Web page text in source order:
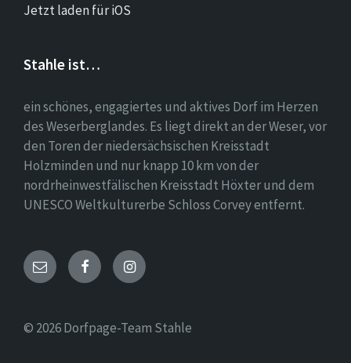
Jetzt laden für iOS
Stahle ist…
ein schönes, engagiertes und aktives Dorf im Herzen
des Weserberglandes. Es liegt direkt an der Weser, vor
den Toren der niedersächsischen Kreisstadt
Holzminden und nur knapp 10 km von der
nordrheinwestfälischen Kreisstadt Höxter und dem
UNESCO Weltkulturerbe Schloss Corvey entfernt.
Email FacebookInstagram
© 2026 Dorfpage-Team Stahle